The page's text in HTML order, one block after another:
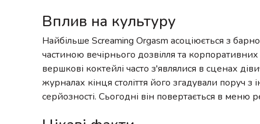
Вплив на культуру
Найбільше Screaming Orgasm асоціюється з
частиною вечірнього дозвілля та корпоративних
вершкові коктейлі часто з'являлися в сценах
журналах кінця століття його згадували поруч
серйозності. Сьогодні він повертається в